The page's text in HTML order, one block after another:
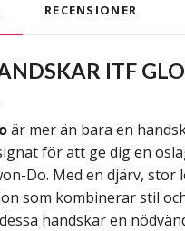
RECENSIONER
ITF
är mer än bara en
för att ge dig en
Do. Med en djärv, stor
som kombinerar stil
handskar en